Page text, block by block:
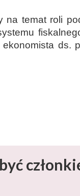
na temat roli
ekonomista ds.